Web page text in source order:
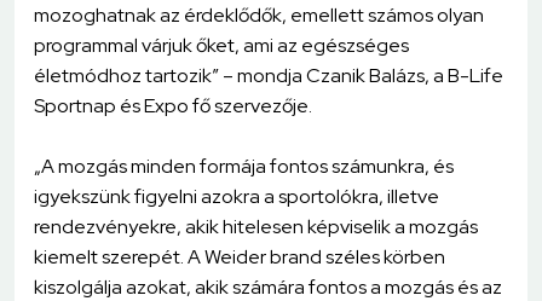
mozoghatnak az érdeklődők, emellett számos olyan
programmal várjuk őket, ami az egészséges
életmódhoz tartozik” – mondja Czanik Balázs, a B-Life
Sportnap és Expo fő szervezője.
„A mozgás minden formája fontos számunkra, és
igyekszünk figyelni azokra a sportolókra, illetve
rendezvényekre, akik hitelesen képviselik a mozgás
kiemelt szerepét. A Weider brand széles körben
kiszolgálja azokat, akik számára fontos a mozgás és az